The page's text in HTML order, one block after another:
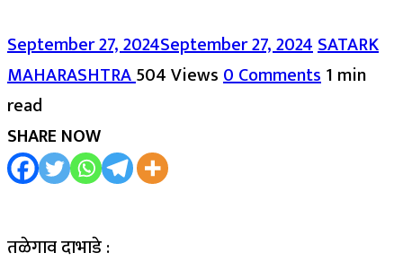
September 27, 2024September 27, 2024SATARK
MAHARASHTRA504 Views0 Comments1 min
read
SHARE NOW
तळेगाव दाभाडे :